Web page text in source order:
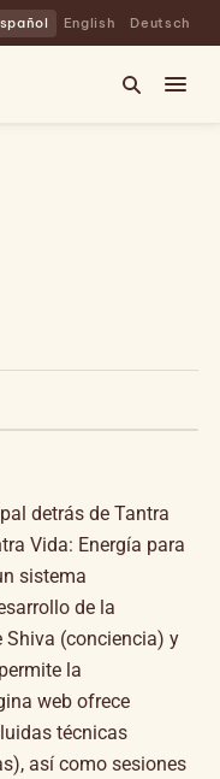
English Deutsch
detrás de Tantra
Vida: Energía para
sistema
de la
Shiva (conciencia) y
la
web ofrece
técnicas
así como sesiones